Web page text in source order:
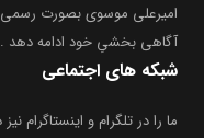
آگاهی بخشیِ خود ادامه دهد .
شبکه های اجتماعی